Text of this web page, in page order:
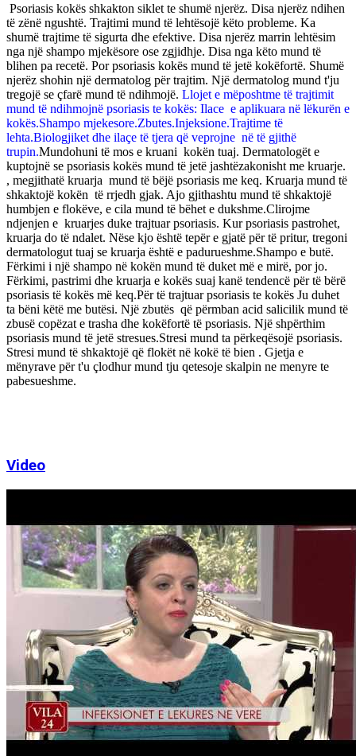
Psoriasis kokës shkakton siklet te shumë njerëz. Disa njerëz ndihen
të zënë ngushtë. Trajtimi mund të lehtësojë këto probleme. Ka
shumë trajtime të sigurta dhe efektive. Disa njerëz marrin lehtësim
nga një shampo mjekësore ose zgjidhje. Disa nga këto mund të
blihen pa recetë. Por psoriasis kokës mund të jetë kokëfortë. Shumë
njerëz shohin një dermatolog për trajtim. Një dermatolog mund t'ju
tregojë se çfarë mund të ndihmojë. Llojet e mëposhtme të trajtimit
mund të ndihmojnë psoriasis te kokës: Ilace e aplikuara në lëkurën e
kokës.Shampo mjekesore.Zbutes.Injeksione.Trajtime të
lehta.Biologjiket dhe ilaçe të tjera që veprojne në të gjithë
trupin.Mundohuni të mos e kruani kokën tuaj. Dermatologët e
kuptojnë se psoriasis kokës mund të jetë jashtëzakonisht me kruarje.
, megjithatë kruarja mund të bëjë psoriasis me keq. Kruarja mund të
shkaktojë kokën të rrjedh gjak. Ajo gjithashtu mund të shkaktojë
humbjen e flokëve, e cila mund të bëhet e dukshme.Clirojme
ndjenjen e kruarjes duke trajtuar psoriasis. Kur psoriasis pastrohet,
kruarja do të ndalet. Nëse kjo është tepër e gjatë për të pritur, tregoni
dermatologut tuaj se kruarja është e padurueshme.Shampo e butë.
Fërkimi i një shampo në kokën mund të duket më e mirë, por jo.
Fërkimi, pastrimi dhe kruarja e kokës suaj kanë tendencë për të bërë
psoriasis të kokës më keq.Për të trajtuar psoriasis te kokës Ju duhet
ta bëni këtë me butësi. Një zbutës që përmban acid salicilik mund të
zbusë copëzat e trasha dhe kokëfortë të psoriasis. Një shpërthim
psoriasis mund të jetë stresues.Stresi mund ta përkeqësojë psoriasis.
Stresi mund të shkaktojë që flokët në kokë të bien . Gjetja e
mënyrave për t'u çlodhur mund tju qetesoje skalpin ne menyre te
pabesueshme.
Video